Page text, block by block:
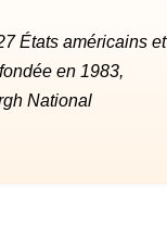
États américains et
en 1983,
National